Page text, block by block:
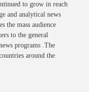
to grow in reach
and analytical news
the mass audience
to the general
programs .The
around the